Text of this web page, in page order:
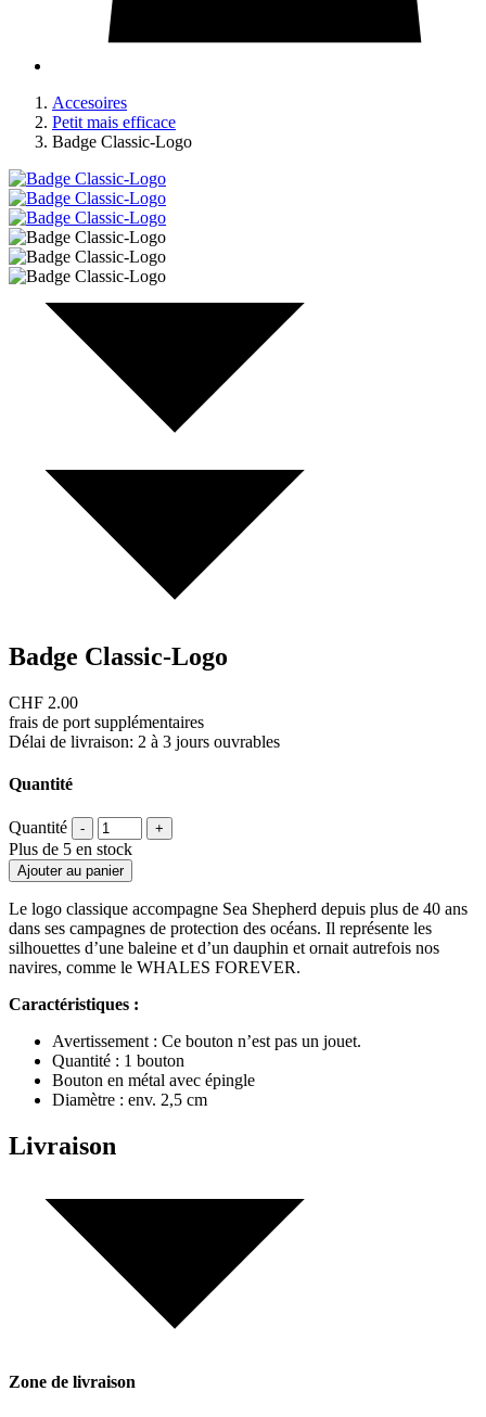
Accesoires
Petit mais efficace
Badge Classic-Logo
Badge Classic-Logo
CHF 2.00
frais de port supplémentaires
Délai de livraison: 2 à 3 jours ouvrables
Quantité
Quantité - +
Plus de 5 en stock
Ajouter au panier
Le logo classique accompagne Sea Shepherd depuis plus de 40 ans
dans ses campagnes de protection des océans. Il représente les
silhouettes d’une baleine et d’un dauphin et ornait autrefois nos
navires, comme le WHALES FOREVER.
Caractéristiques :
Avertissement : Ce bouton n’est pas un jouet.
Quantité : 1 bouton
Bouton en métal avec épingle
Diamètre : env. 2,5 cm
Livraison
Zone de livraison